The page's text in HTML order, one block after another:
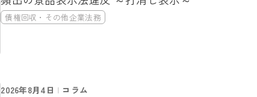
債権回収・その他企業法務
2026年8月4日 コラム